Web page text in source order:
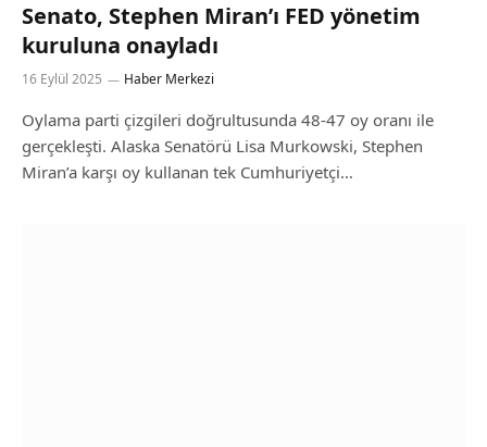
Senato, Stephen Miran’ı FED yönetim
kuruluna onayladı
16 Eylül 2025 Haber Merkezi
Oylama parti çizgileri doğrultusunda 48-47 oy oranı ile
gerçekleşti. Alaska Senatörü Lisa Murkowski, Stephen
Miran’a karşı oy kullanan tek Cumhuriyetçi…